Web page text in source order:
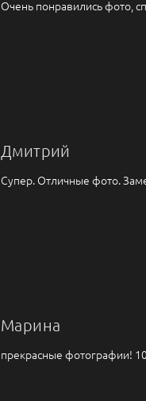
Очень понравились фото,
Дмитрий
Супер. Отличные фото.
Марина
прекрасные фотографии!